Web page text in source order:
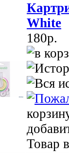
White
180p.
Товар